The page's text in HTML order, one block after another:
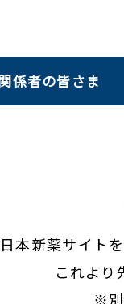
係者の皆さま
日本新薬サイト
これより
※別